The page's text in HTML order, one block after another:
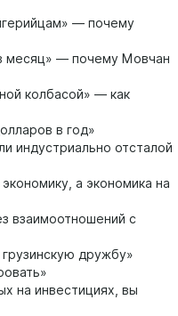
— почему
месяц» — почему Мовчан
колбасой» — как
в год»
индустриально отсталой
а экономика на
взаимоотношений с
дружбу»
на инвестициях, вы